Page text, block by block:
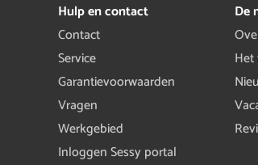
Hulp en contact
Contact
Service
Garantievoorwaarden
Vragen
Werkgebied
Inloggen Sessy portal
De